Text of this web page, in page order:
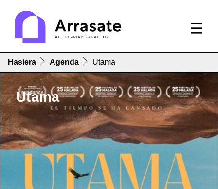
Hasiera Agenda Utama
Utama